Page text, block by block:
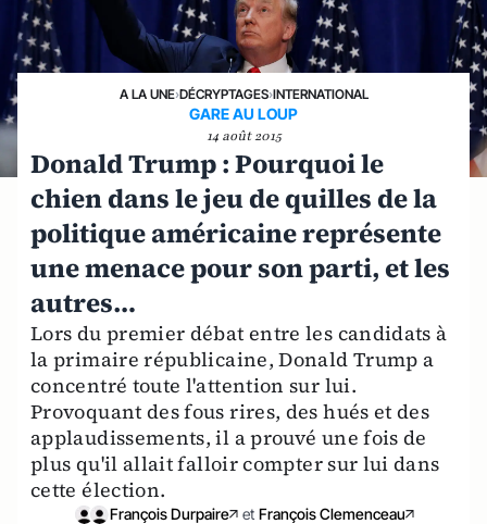
A LA UNE›DÉCRYPTAGES›INTERNATIONAL
GARE AU LOUP
14 août 2015
Donald Trump : Pourquoi le
chien dans le jeu de quilles de la
politique américaine représente
une menace pour son parti, et les
autres…
Lors du premier débat entre les candidats à
la primaire républicaine, Donald Trump a
concentré toute l'attention sur lui.
Provoquant des fous rires, des hués et des
applaudissements, il a prouvé une fois de
plus qu'il allait falloir compter sur lui dans
cette élection.
François Durpaire et François Clemenceau